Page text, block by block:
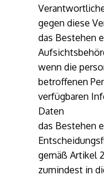
gegen diese
das Bestehen
wenn die
betroffenen
verfügbaren
Daten
das Bestehen
gemäß Artikel
zumindest in